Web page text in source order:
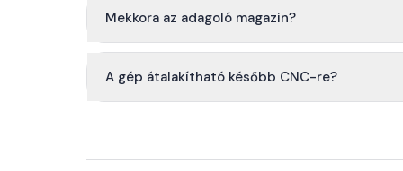
Mekkora az adagoló magazin?
A gép átalakítható később CNC-re?